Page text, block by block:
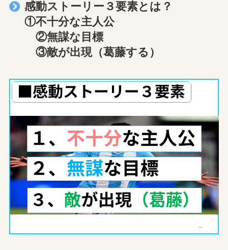
感動ストーリー３要素とは？
①不十分な主人公
②無謀な目標
③敵が出現（葛藤する）